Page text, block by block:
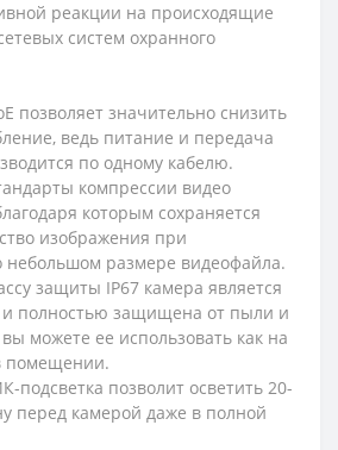
реакции на происходящие
систем охранного
позволяет значительно снизить
ведь питание и передача
по одному кабелю.
компрессии видео
которым сохраняется
изображения при
небольшом размере видеофайла.
защиты IP67 камера является
и полностью защищена от пыли и
можете ее использовать как на
помещении.
подсветка позволит осветить 20-
перед камерой даже в полной